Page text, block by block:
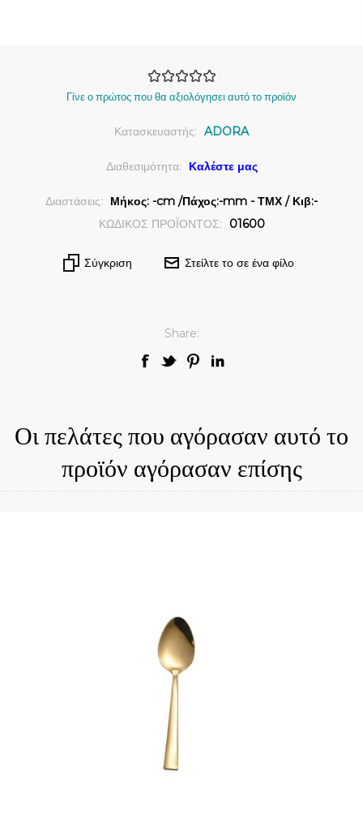
Γίνε ο πρώτος που θα αξιολόγησει αυτό το προϊόν
Κατασκευαστής: ADORA
Διαθεσιμότητα: Καλέστε μας
Διαστάσεις:
Μήκος: -cm /Πάχος:-mm - ΤΜΧ / Κιβ:-
ΚΩΔΙΚΟΣ ΠΡΟΪΟΝΤΟΣ:
01600
Σύγκριση Στείλτε το σε ένα φίλο
Share:
Οι πελάτες που αγόρασαν αυτό το
προϊόν αγόρασαν επίσης